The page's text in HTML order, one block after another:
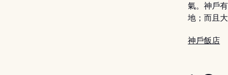
氣。神戶
地；而且
神戶飯店